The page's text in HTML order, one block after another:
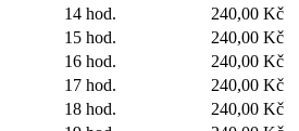
14 hod.
240,00 Kč
15 hod.
240,00 Kč
16 hod.
240,00 Kč
17 hod.
240,00 Kč
18 hod.
240,00 Kč